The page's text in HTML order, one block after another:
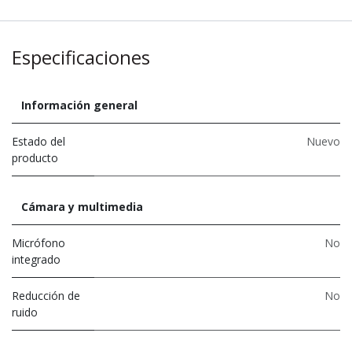
Especificaciones
Información general
Estado del
producto
Nuevo
Cámara y multimedia
Micrófono
integrado
No
Reducción de
ruido
No